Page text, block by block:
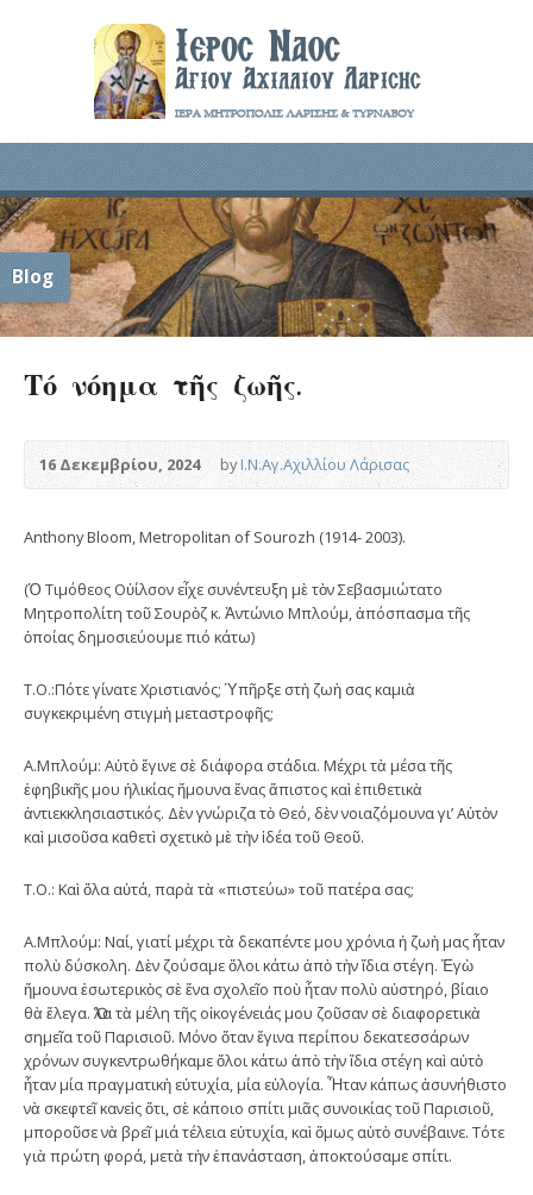
Blog
Τό νόημα τῆς ζωῆς.
16 Δεκεμβρίου, 2024 byΙ.Ν.Αγ.Αχιλλίου Λάρισας
Anthony Bloom, Metropolitan of Sourozh (1914- 2003).
(Ὁ Τιμόθεος Οὐίλσον εἶχε συνέντευξη μὲ τὸν Σεβασμιώτατο
Μητροπολίτη τοῦ Σουρὸζ κ. Ἀντώνιο Μπλούμ, ἀπόσπασμα τῆς
ὁποίας δημοσιεύουμε πιό κάτω)
Τ.Ο.:Πότε γίνατε Χριστιανός; Ὑπῆρξε στὴ ζωὴ σας καμιὰ
συγκεκριμένη στιγμὴ μεταστροφῆς;
Α.Μπλούμ: Αὐτὸ ἔγινε σὲ διάφορα στάδια. Μέχρι τὰ μέσα τῆς
ἐφηβικῆς μου ἡλικίας ἤμουνα ἕνας ἄπιστος καὶ ἐπιθετικὰ
ἀντιεκκλησιαστικός. Δὲν γνώριζα τὸ Θεό, δὲν νοιαζόμουνα γι’ Αὐτὸν
καὶ μισοῦσα καθετὶ σχετικὸ μὲ τὴν ἰδέα τοῦ Θεοῦ.
Τ.Ο.: Καὶ ὅλα αὐτά, παρὰ τὰ «πιστεύω» τοῦ πατέρα σας;
Α.Μπλούμ: Ναί, γιατί μέχρι τὰ δεκαπέντε μου χρόνια ἡ ζωὴ μας ἦταν
πολὺ δύσκολη. Δὲν ζούσαμε ὅλοι κάτω ἀπὸ τὴν ἴδια στέγη. Ἐγὼ
ἤμουνα ἐσωτερικὸς σὲ ἕνα σχολεῖο ποὺ ἦταν πολὺ αὐστηρό, βίαιο
θὰ ἔλεγα. Ὅλα τὰ μέλη τῆς οἰκογένειάς μου ζοῦσαν σὲ διαφορετικὰ
σημεῖα τοῦ Παρισιοῦ. Μόνο ὅταν ἔγινα περίπου δεκατεσσάρων
χρόνων συγκεντρωθήκαμε ὅλοι κάτω ἀπὸ τὴν ἴδια στέγη καὶ αὐτὸ
ἦταν μία πραγματικὴ εὐτυχία, μία εὐλογία. Ἦταν κάπως ἀσυνήθιστο
νὰ σκεφτεῖ κανεὶς ὅτι, σὲ κάποιο σπίτι μιᾶς συνοικίας τοῦ Παρισιοῦ,
μποροῦσε νὰ βρεῖ μιά τέλεια εὐτυχία, καὶ ὅμως αὐτὸ συνέβαινε. Τότε
γιὰ πρώτη φορά, μετὰ τὴν ἐπανάσταση, ἀποκτούσαμε σπίτι.